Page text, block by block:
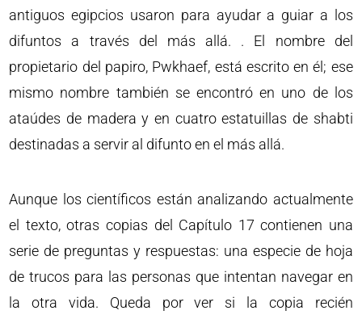
antiguos egipcios usaron para ayudar a guiar a los
difuntos a través del más allá. . El nombre del
propietario del papiro, Pwkhaef, está escrito en él; ese
mismo nombre también se encontró en uno de los
ataúdes de madera y en cuatro estatuillas de shabti
destinadas a servir al difunto en el más allá.
Aunque los científicos están analizando actualmente
el texto, otras copias del Capítulo 17 contienen una
serie de preguntas y respuestas: una especie de hoja
de trucos para las personas que intentan navegar en
la otra vida. Queda por ver si la copia recién